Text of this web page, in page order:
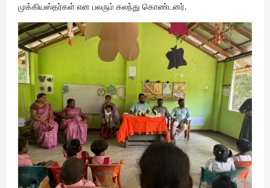
முக்கியஸ்தர்கள் என பலரும் கலந்து கொண்டனர்.